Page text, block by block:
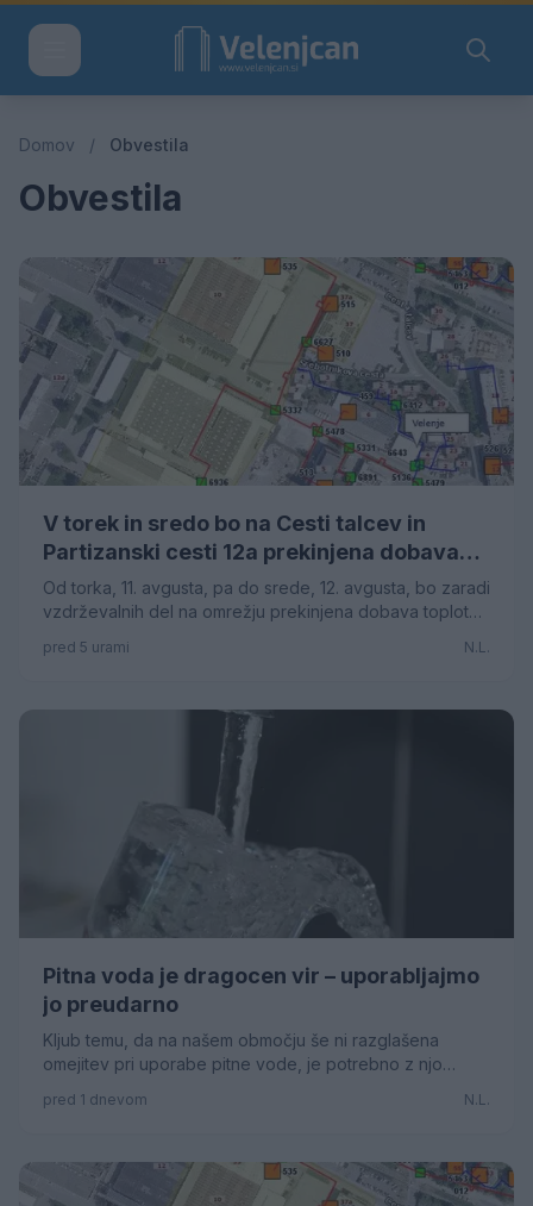
Domov / Obvestila
Obvestila
V torek in sredo bo na Cesti talcev in
Partizanski cesti 12a prekinjena dobava
toplotne energije
Od torka, 11. avgusta, pa do srede, 12. avgusta, bo zaradi
vzdrževalnih del na omrežju prekinjena dobava toplotne
Partizanske ceste.
pred 5 urami N.L.
Pitna voda je dragocen vir – uporabljajmo
jo preudarno
Kljub temu, da na našem območju še ni razglašena
omejitev pri uporabe pitne vode, je potrebno z njo
poskrbeli, da bo kakovostna pitna voda na voljo tudi
pred 1 dnevom N.L.